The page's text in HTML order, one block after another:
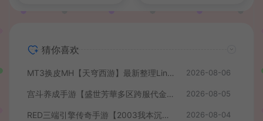
猜你喜欢
MT3换皮MH【天穹西游】最新整理Linux手工服务端+安卓苹果双端+GM后台+详细搭建教程+全套源码+视频教程 2026-08-06
宫斗养成手游【盛世芳華多区跨服代金券本地优化版】最新整理单机一键即玩端+Linux手工服务端+CDK授权后台+安卓+详细搭建教程 2026-08-05
RED三端引擎传奇手游【2003我本沉默】最新整理Win系服务端+安卓苹果PC三端+详细搭建教程 2026-08-04